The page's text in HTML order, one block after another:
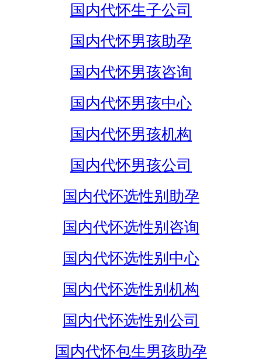
国内代怀生子公司
国内代怀男孩助孕
国内代怀男孩咨询
国内代怀男孩中心
国内代怀男孩机构
国内代怀男孩公司
国内代怀选性别助孕
国内代怀选性别咨询
国内代怀选性别中心
国内代怀选性别机构
国内代怀选性别公司
国内代怀包生男孩助孕